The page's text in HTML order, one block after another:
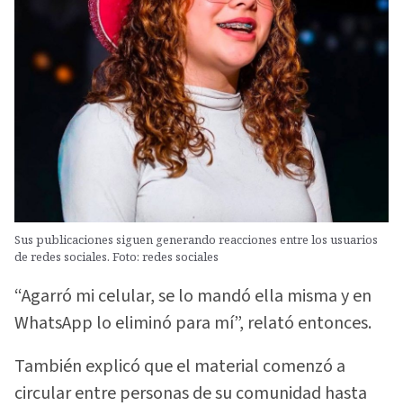
Sus publicaciones siguen generando reacciones entre los usuarios
de redes sociales. Foto: redes sociales
“Agarró mi celular, se lo mandó ella misma y en
WhatsApp lo eliminó para mí”, relató entonces.
También explicó que el material comenzó a
circular entre personas de su comunidad hasta